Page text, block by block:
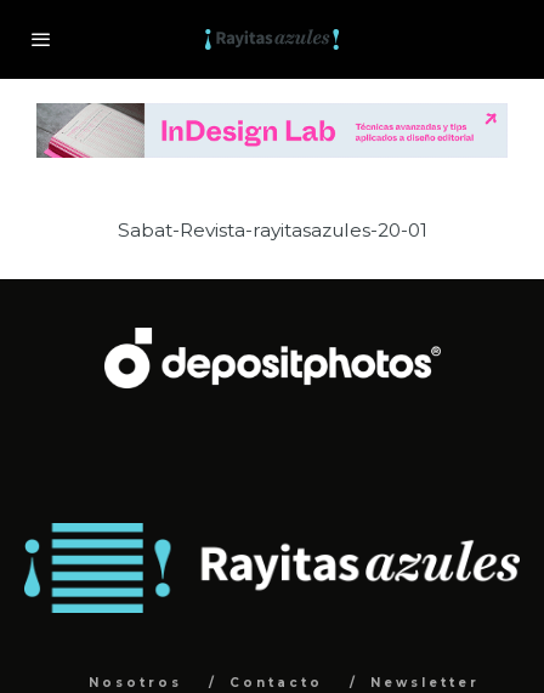
Sabat-Revista-rayitasazules-20-01
Nosotros Contacto
Newsletter